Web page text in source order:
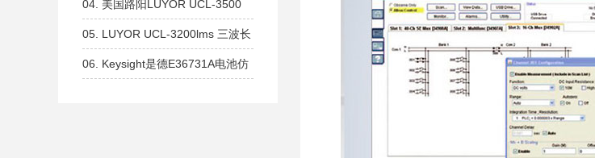
260系列 短波254nm 中波302nm
长波365nm
04. 美国路阳LUYOR UCL-3500
365nm 生物分子交联设备 紫外交
联仪
05. LUYOR UCL-3200lms 三波长
紫外交联仪 254nm 302nm、
06. Keysight是德E36731A电池仿